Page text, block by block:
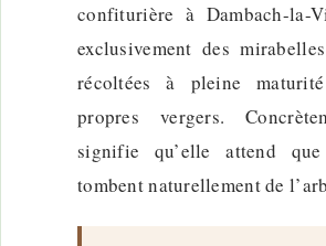
confiturière à Dambach-la-
exclusivement des
récoltées à pleine
propres vergers.
signifie qu’elle attend
tombent naturellement de